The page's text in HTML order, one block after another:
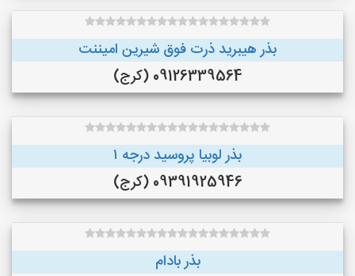
بذر هیبرید ذرت فوق شیرین امیننت
09126339564 (کرج)
بذر لوبیا پروسید درجه ۱
09391925946 (کرج)
بذر بادام